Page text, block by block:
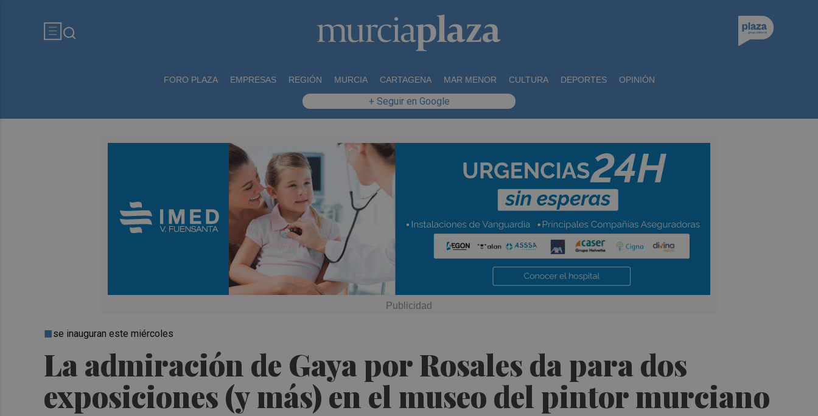
FORO PLAZA EMPRESAS REGIÓN MURCIA CARTAGENA MAR MENOR CULTURA DEPORTES OPINIÓN
+ Seguir en Google
La admiración de Gaya por Rosales da para dos
exposiciones (y más) en el museo del pintor murciano
se inauguran este miércoles